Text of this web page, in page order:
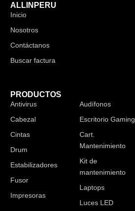
ALLINPERU
Inicio
Nosotros
Contáctanos
Buscar factura
PRODUCTOS
Antivirus
Cabezal
Cintas
Drum
Estabilizadores
Fusor
Impresoras
Audífonos
Escritorio Gaming
Cart.
Mantenimiento
Kit de
mantenimiento
Laptops
Luces LED